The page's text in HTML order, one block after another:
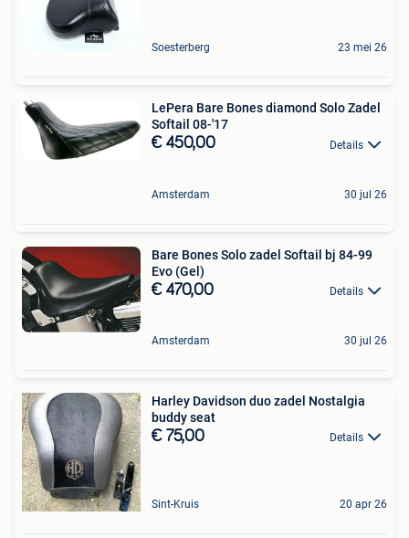
Soesterberg 23 mei 26
LePera Bare Bones diamond Solo Zadel
Softail 08-'17
€ 450,00 Details
Amsterdam 30 jul 26
Bare Bones Solo zadel Softail bj 84-99
Evo (Gel)
€ 470,00 Details
Amsterdam 30 jul 26
Harley Davidson duo zadel Nostalgia
buddy seat
€ 75,00 Details
Sint-Kruis 20 apr 26